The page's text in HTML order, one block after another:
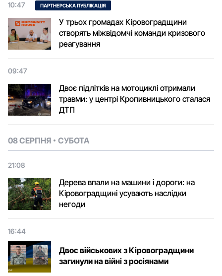
10:47 ПАРТНЕРСЬКА ПУБЛІКАЦІЯ
У трьох громадах Кіровоградщини
створять міжвідомчі команди кризового
реагування
09:47
Двоє підлітків на мотоциклі отримали
травми: у центрі Кропивницького сталася
ДТП
08 СЕРПНЯ СУБОТА
21:08
Дерева впали на машини і дороги: на
Кіровоградщині усувають наслідки
негоди
16:44
Двоє військових з Кіровоградщини
загинули на війні з росіянами